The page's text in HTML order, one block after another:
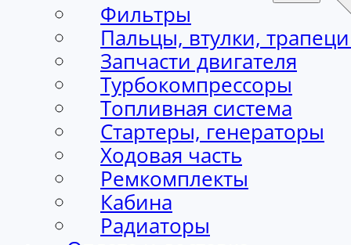
Фильтры
Пальцы, втулки,
Запчасти двигателя
Турбокомпрессоры
Топливная система
Стартеры, генераторы
Ходовая часть
Ремкомплекты
Кабина
Радиаторы